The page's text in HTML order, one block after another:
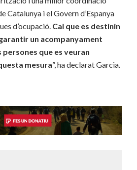
Catalunya i el Govern d’Espanya
d’ocupació. Cal que es destinin
un acompanyament
que es veuran
mesura”, ha declarat Garcia.